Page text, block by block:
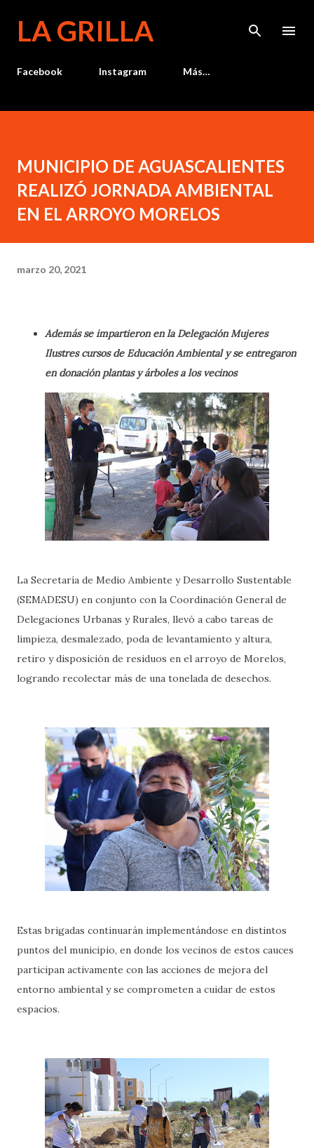
LA GRILLA
Facebook Instagram Más…
MUNICIPIO DE AGUASCALIENTES
REALIZÓ JORNADA AMBIENTAL
EN EL ARROYO MORELOS
marzo 20, 2021
Además se impartieron en la Delegación Mujeres
Ilustres cursos de Educación Ambiental y se entregaron
en donación plantas y árboles a los vecinos
La Secretaría de Medio Ambiente y Desarrollo Sustentable
(SEMADESU) en conjunto con la Coordinación General de
Delegaciones Urbanas y Rurales, llevó a cabo tareas de
limpieza, desmalezado, poda de levantamiento y altura,
retiro y disposición de residuos en el arroyo de Morelos,
logrando recolectar más de una tonelada de desechos.
Estas brigadas continuarán implementándose en distintos
puntos del municipio, en donde los vecinos de estos cauces
participan activamente con las acciones de mejora del
entorno ambiental y se comprometen a cuidar de estos
espacios.